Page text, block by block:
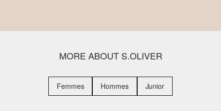
MORE ABOUT S.OLIVER
Femmes Hommes Junior